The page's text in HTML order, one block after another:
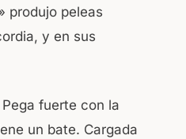
produjo peleas
y en sus
fuerte con la
un bate. Cargada